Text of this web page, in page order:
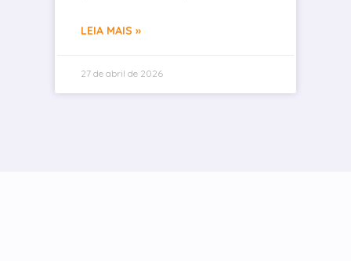
LEIA MAIS »
27 de abril de 2026